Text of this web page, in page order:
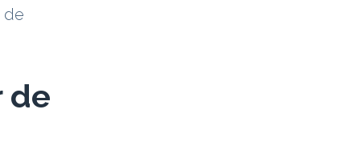
de
de